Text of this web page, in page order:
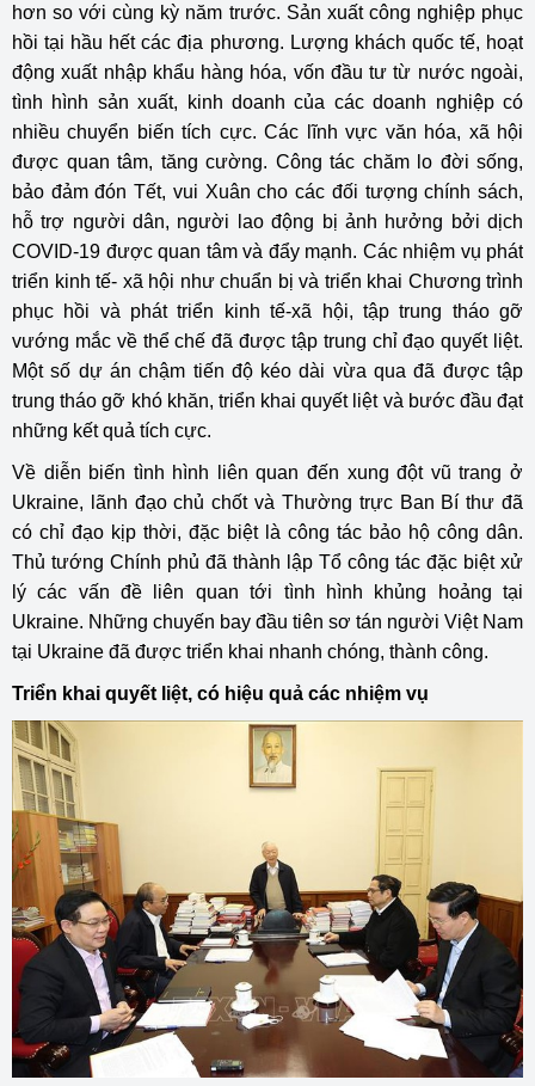
hơn so với cùng kỳ năm trước. Sản xuất công nghiệp phục
hồi tại hầu hết các địa phương. Lượng khách quốc tế, hoạt
động xuất nhập khẩu hàng hóa, vốn đầu tư từ nước ngoài,
tình hình sản xuất, kinh doanh của các doanh nghiệp có
nhiều chuyển biến tích cực. Các lĩnh vực văn hóa, xã hội
được quan tâm, tăng cường. Công tác chăm lo đời sống,
bảo đảm đón Tết, vui Xuân cho các đối tượng chính sách,
hỗ trợ người dân, người lao động bị ảnh hưởng bởi dịch
COVID-19 được quan tâm và đẩy mạnh. Các nhiệm vụ phát
triển kinh tế- xã hội như chuẩn bị và triển khai Chương trình
phục hồi và phát triển kinh tế-xã hội, tập trung tháo gỡ
vướng mắc về thể chế đã được tập trung chỉ đạo quyết liệt.
Một số dự án chậm tiến độ kéo dài vừa qua đã được tập
trung tháo gỡ khó khăn, triển khai quyết liệt và bước đầu đạt
những kết quả tích cực.
Về diễn biến tình hình liên quan đến xung đột vũ trang ở
Ukraine, lãnh đạo chủ chốt và Thường trực Ban Bí thư đã
có chỉ đạo kịp thời, đặc biệt là công tác bảo hộ công dân.
Thủ tướng Chính phủ đã thành lập Tổ công tác đặc biệt xử
lý các vấn đề liên quan tới tình hình khủng hoảng tại
Ukraine. Những chuyến bay đầu tiên sơ tán người Việt Nam
tại Ukraine đã được triển khai nhanh chóng, thành công.
Triển khai quyết liệt, có hiệu quả các nhiệm vụ